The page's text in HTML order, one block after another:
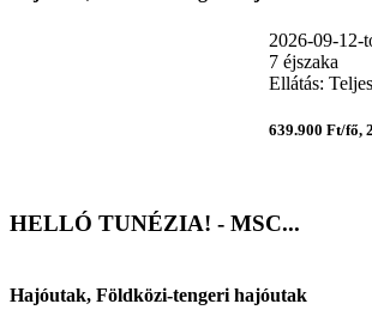
2026-09-12-
7 éjszaka
Ellátás:
639.900 Ft/fő,
HELLÓ TUNÉZIA! - MSC...
Hajóutak, Földközi-tengeri hajóutak